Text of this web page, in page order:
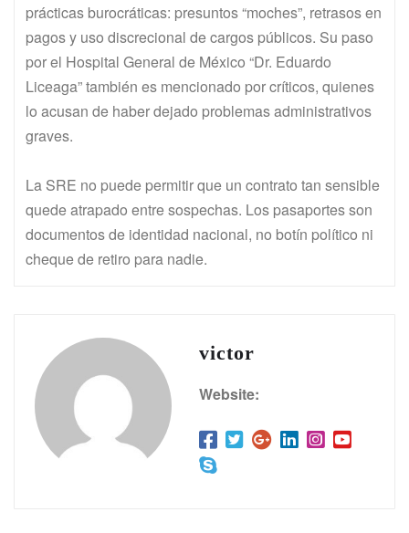
prácticas burocráticas: presuntos “moches”, retrasos en
pagos y uso discrecional de cargos públicos. Su paso
por el Hospital General de México “Dr. Eduardo
Liceaga” también es mencionado por críticos, quienes
lo acusan de haber dejado problemas administrativos
graves.
La SRE no puede permitir que un contrato tan sensible
quede atrapado entre sospechas. Los pasaportes son
documentos de identidad nacional, no botín político ni
cheque de retiro para nadie.
victor
Website: